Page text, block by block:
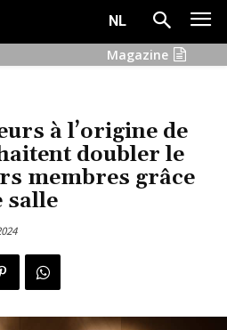
NL
Magazine
à l’origine de
doubler le
membres grâce
salle